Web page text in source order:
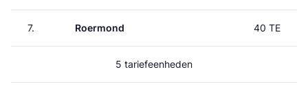
7. Roermond 40 TE
5 tariefeenheden